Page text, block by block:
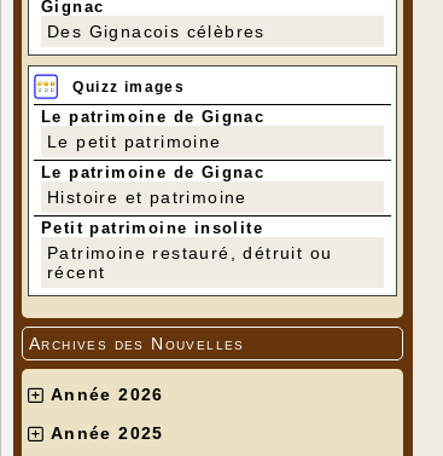
Gignac
Des Gignacois célèbres
Quizz images
Le patrimoine de Gignac
Le petit patrimoine
Le patrimoine de Gignac
Histoire et patrimoine
Petit patrimoine insolite
Patrimoine restauré, détruit ou
récent
Archives des Nouvelles
Année 2026
Année 2025